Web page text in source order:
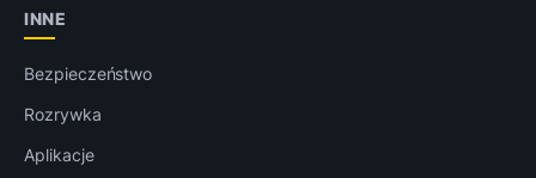
INNE
Bezpieczeństwo
Rozrywka
Aplikacje